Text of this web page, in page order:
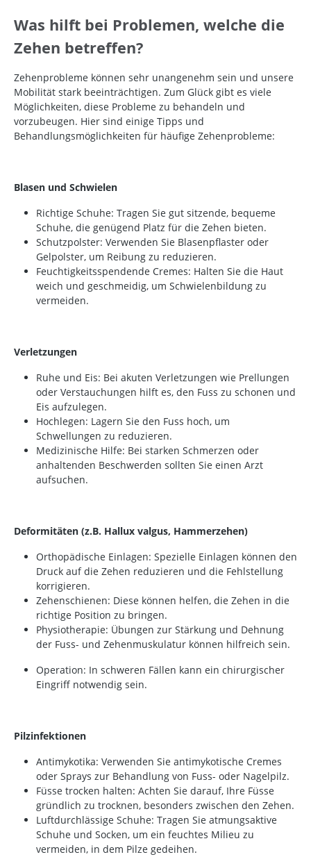
Was hilft bei Problemen, welche die
Zehen betreffen?
Zehenprobleme können sehr unangenehm sein und unsere
Mobilität stark beeinträchtigen. Zum Glück gibt es viele
Möglichkeiten, diese Probleme zu behandeln und
vorzubeugen. Hier sind einige Tipps und
Behandlungsmöglichkeiten für häufige Zehenprobleme:
Blasen und Schwielen
Richtige Schuhe: Tragen Sie gut sitzende, bequeme
Schuhe, die genügend Platz für die Zehen bieten.
Schutzpolster: Verwenden Sie Blasenpflaster oder
Gelpolster, um Reibung zu reduzieren.
Feuchtigkeitsspendende Cremes: Halten Sie die Haut
weich und geschmeidig, um Schwielenbildung zu
vermeiden.
Verletzungen
Ruhe und Eis: Bei akuten Verletzungen wie Prellungen
oder Verstauchungen hilft es, den Fuss zu schonen und
Eis aufzulegen.
Hochlegen: Lagern Sie den Fuss hoch, um
Schwellungen zu reduzieren.
Medizinische Hilfe: Bei starken Schmerzen oder
anhaltenden Beschwerden sollten Sie einen Arzt
aufsuchen.
Deformitäten (z.B. Hallux valgus, Hammerzehen)
Orthopädische Einlagen: Spezielle Einlagen können den
Druck auf die Zehen reduzieren und die Fehlstellung
korrigieren.
Zehenschienen: Diese können helfen, die Zehen in die
richtige Position zu bringen.
Physiotherapie: Übungen zur Stärkung und Dehnung
der Fuss- und Zehenmuskulatur können hilfreich sein.
Operation: In schweren Fällen kann ein chirurgischer
Eingriff notwendig sein.
Pilzinfektionen
Antimykotika: Verwenden Sie antimykotische Cremes
oder Sprays zur Behandlung von Fuss- oder Nagelpilz.
Füsse trocken halten: Achten Sie darauf, Ihre Füsse
gründlich zu trocknen, besonders zwischen den Zehen.
Luftdurchlässige Schuhe: Tragen Sie atmungsaktive
Schuhe und Socken, um ein feuchtes Milieu zu
vermeiden, in dem Pilze gedeihen.